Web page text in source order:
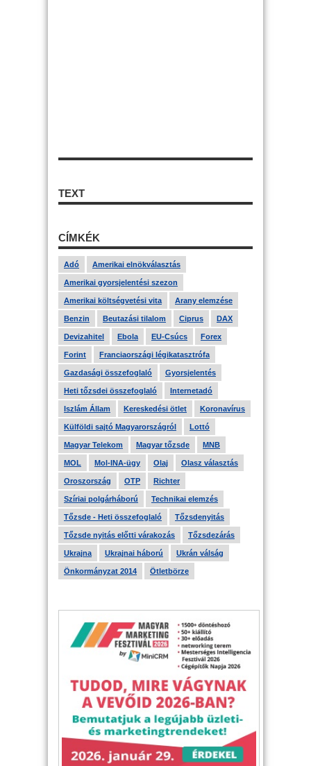
TEXT
CÍMKÉK
Adó Amerikai elnökválasztás
Amerikai gyorsjelentési szezon
Amerikai költségvetési vita Arany elemzése
Benzin Beutazási tilalom Ciprus DAX
Devizahitel Ebola EU-Csúcs Forex
Forint Franciaországi légikatasztrófa
Gazdasági összefoglaló Gyorsjelentés
Heti tőzsdei összefoglaló Internetadó
Iszlám Állam Kereskedési ötlet Koronavírus
Külföldi sajtó Magyarországról Lottó
Magyar Telekom Magyar tőzsde MNB
MOL Mol-INA-ügy Olaj Olasz választás
Oroszország OTP Richter
Szíriai polgárháború Technikai elemzés
Tőzsde - Heti összefoglaló Tőzsdenyitás
Tőzsde nyitás előtti várakozás Tőzsdezárás
Ukrajna Ukrajnai háború Ukrán válság
Önkormányzat 2014 Ötletbörze